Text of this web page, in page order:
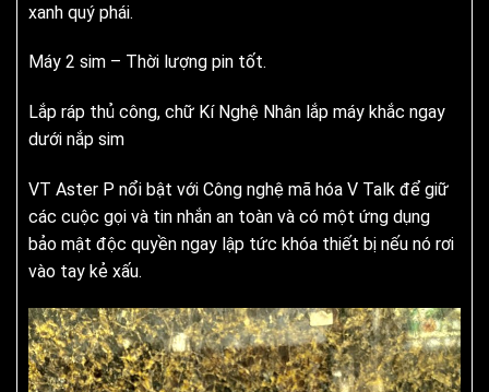
xanh quý phái.
Máy 2 sim – Thời lượng pin tốt.
Lắp ráp thủ công, chữ Kí Nghệ Nhân lắp máy khắc ngay
dưới nắp sim
VT Aster P nổi bật với Công nghệ mã hóa V Talk để giữ
các cuộc gọi và tin nhắn an toàn và có một ứng dụng
bảo mật độc quyền ngay lập tức khóa thiết bị nếu nó rơi
vào tay kẻ xấu.